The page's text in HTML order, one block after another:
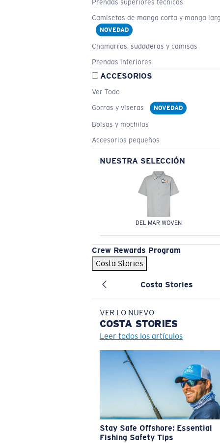
Prendas superiores técnicas
Camisetas de manga corta y manga
NOVEDAD
Chamarras, sudaderas y camisas
Prendas inferiores
ACCESORIOS
Ver Todo
Gorras y viseras
NOVEDAD
Bolsas y mochilas
Accesorios pequeños
NUESTRA SELECCIÓN
DEL MAR WOVEN
Crew Rewards Program
Costa Stories
Costa Stories
VER LO NUEVO
COSTA STORIES
Leer todos los artículos
Stay Safe Offshore: Essential
Fishing Safety Tips